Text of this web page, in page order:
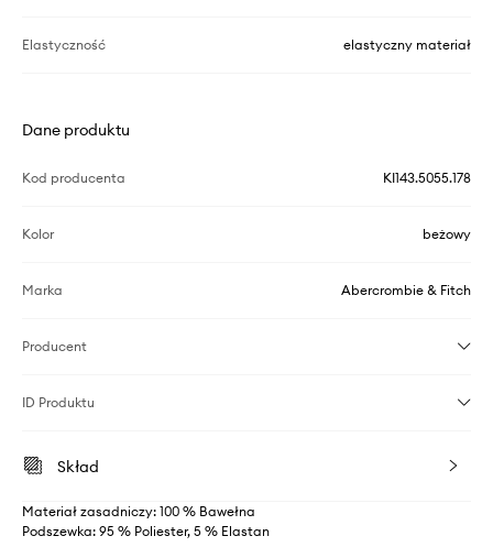
Elastyczność elastyczny materiał
Dane produktu
Kod producenta KI143.5055.178
Kolor beżowy
Marka Abercrombie & Fitch
Producent
ID Produktu
Skład
Materiał zasadniczy: 100 % Bawełna
Podszewka: 95 % Poliester, 5 % Elastan